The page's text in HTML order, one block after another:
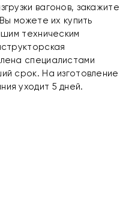
вагонов, закажите
можете их купить
техническим
специалистами
срок. На изготовление
уходит 5 дней.